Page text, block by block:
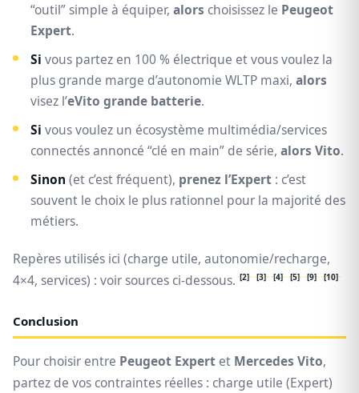
“outil” simple à équiper, alors choisissez le Peugeot
Expert.
Si vous partez en 100 % électrique et vous voulez la
plus grande marge d’autonomie WLTP maxi, alors
visez l’eVito grande batterie.
Si vous voulez un écosystème multimédia/services
connectés annoncé “clé en main” de série, alors Vito.
Sinon (et c’est fréquent), prenez l’Expert : c’est
souvent le choix le plus rationnel pour la majorité des
métiers.
Repères utilisés ici (charge utile, autonomie/recharge,
4×4, services) : voir sources ci‑dessous. [2] [3] [4] [5] [9] [10]
Conclusion
Pour choisir entre Peugeot Expert et Mercedes Vito,
partez de vos contraintes réelles : charge utile (Expert)